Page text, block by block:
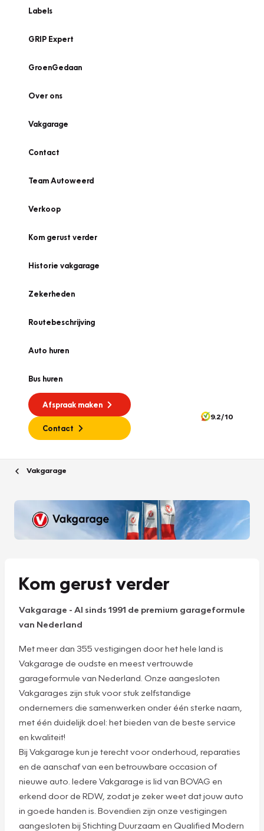
Labels
GRIP Expert
GroenGedaan
Over ons
Vakgarage
Contact
Team Autoweerd
Verkoop
Kom gerust verder
Historie vakgarage
Zekerheden
Routebeschrijving
Auto huren
Bus huren
Afspraak maken
Contact
9.2/10
Vakgarage
Kom gerust verder
Vakgarage - Al sinds 1991 de premium garageformule
van Nederland
Met meer dan 355 vestigingen door het hele land is
Vakgarage de oudste en meest vertrouwde
garageformule van Nederland. Onze aangesloten
Vakgarages zijn stuk voor stuk zelfstandige
ondernemers die samenwerken onder één sterke naam,
met één duidelijk doel: het bieden van de beste service
en kwaliteit!
Bij Vakgarage kun je terecht voor onderhoud, reparaties
en de aanschaf van een betrouwbare occasion of
nieuwe auto. Iedere Vakgarage is lid van BOVAG en
erkend door de RDW, zodat je zeker weet dat jouw auto
in goede handen is. Bovendien zijn onze vestigingen
aangesloten bij Stichting Duurzaam en Qualified Modern